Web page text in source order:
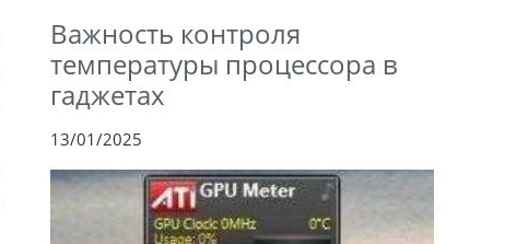
Важность контроля
температуры процессора в
гаджетах
13/01/2025